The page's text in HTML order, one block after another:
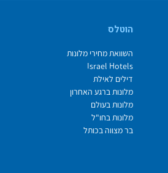
הוטלס
השוואת מחירי מלונות
Israel Hotels
דילים לאילת
מלונות ברגע האחרון
מלונות בעולם
מלונות בחו"ל
בר מצווה בכותל